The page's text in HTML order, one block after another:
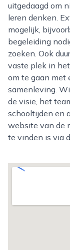
uitgedaagd om
leren denken.
mogelijk,
begeleiding
zoeken. Ook
vaste plek in
om te gaan met
samenleving.
de visie, het
schooltijden en
website van de
te vinden is via